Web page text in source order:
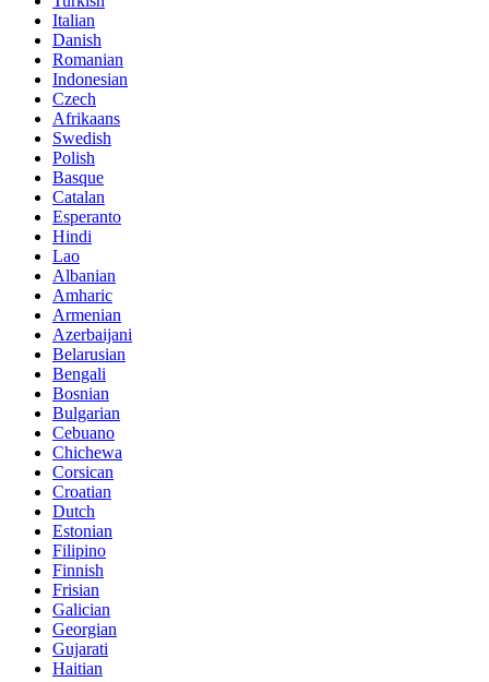
Italian
Danish
Romanian
Indonesian
Czech
Afrikaans
Swedish
Polish
Basque
Catalan
Esperanto
Hindi
Lao
Albanian
Amharic
Armenian
Azerbaijani
Belarusian
Bengali
Bosnian
Bulgarian
Cebuano
Chichewa
Corsican
Croatian
Dutch
Estonian
Filipino
Finnish
Frisian
Galician
Georgian
Gujarati
Haitian